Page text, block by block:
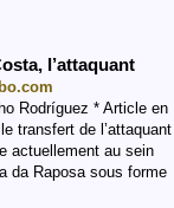
l’attaquant
Rodríguez * Article en
transfert de l’attaquant
actuellement au sein
da Raposa sous forme